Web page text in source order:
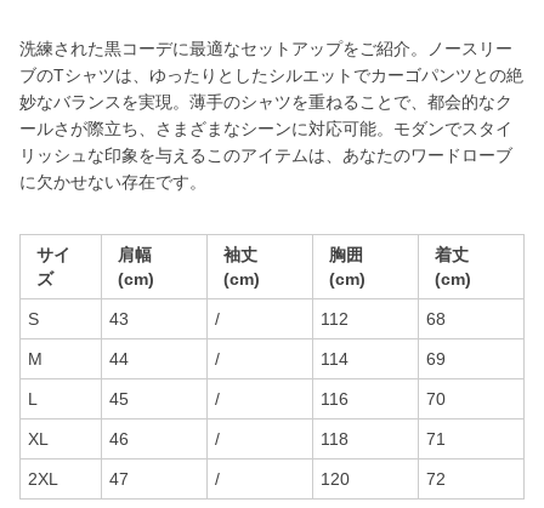
洗練された黒コーデに最適なセットアップをご紹介。ノースリー
ブのTシャツは、ゆったりとしたシルエットでカーゴパンツとの絶
妙なバランスを実現。薄手のシャツを重ねることで、都会的なク
ールさが際立ち、さまざまなシーンに対応可能。モダンでスタイ
リッシュな印象を与えるこのアイテムは、あなたのワードローブ
に欠かせない存在です。
サイ
ズ
肩幅
(cm)
袖丈
(cm)
胸囲
(cm)
着丈
(cm)
S 43 / 112 68
M 44 / 114 69
L 45 / 116 70
XL 46 / 118 71
2XL 47 / 120 72